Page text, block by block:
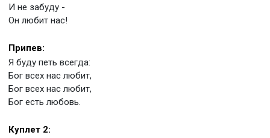
И не забуду -
Он любит нас!
Припев:
Я буду петь всегда:
Бог всех нас любит,
Бог всех нас любит,
Бог есть любовь.
Куплет 2: